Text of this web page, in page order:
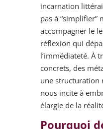
incarnation
pas à “simplifier”
accompagner le
réflexion qui
l’immédiateté. À
concrets, des
une structuration
nous incite à
élargie de la
Pourquoi